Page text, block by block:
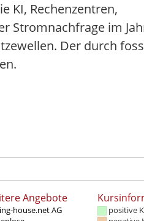
KI, Rechenzentren,
Stromnachfrage im
Der durch
Angebote
house.net AG
positive